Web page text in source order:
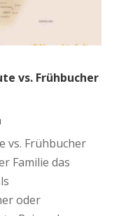
vs. Frühbucher
vs. Frühbucher
Familie das
oder